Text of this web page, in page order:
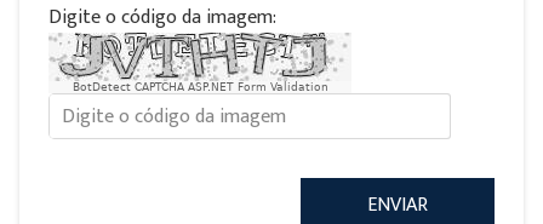
Digite o código da imagem:
BotDetect CAPTCHA ASP.NET Form Validation
ENVIAR